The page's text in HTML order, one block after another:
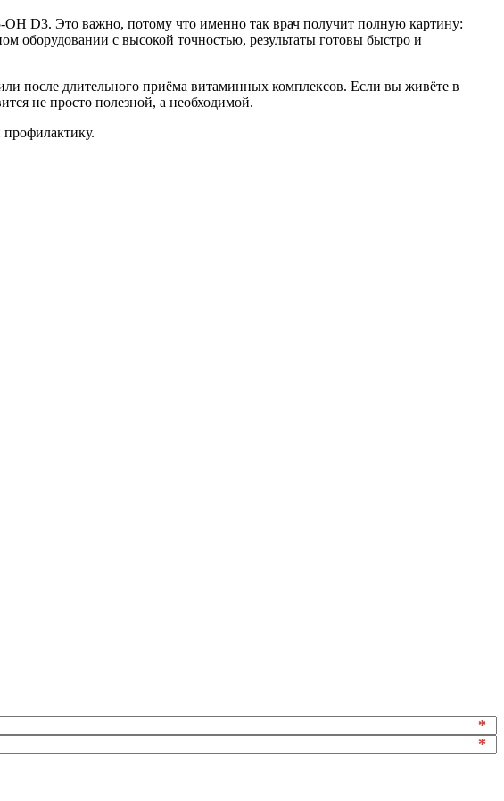
D3. Это важно, потому что именно так врач получит полную картину:
оборудовании с высокой точностью, результаты готовы быстро и
после длительного приёма витаминных комплексов. Если вы живёте в
не просто полезной, а необходимой.
*
*